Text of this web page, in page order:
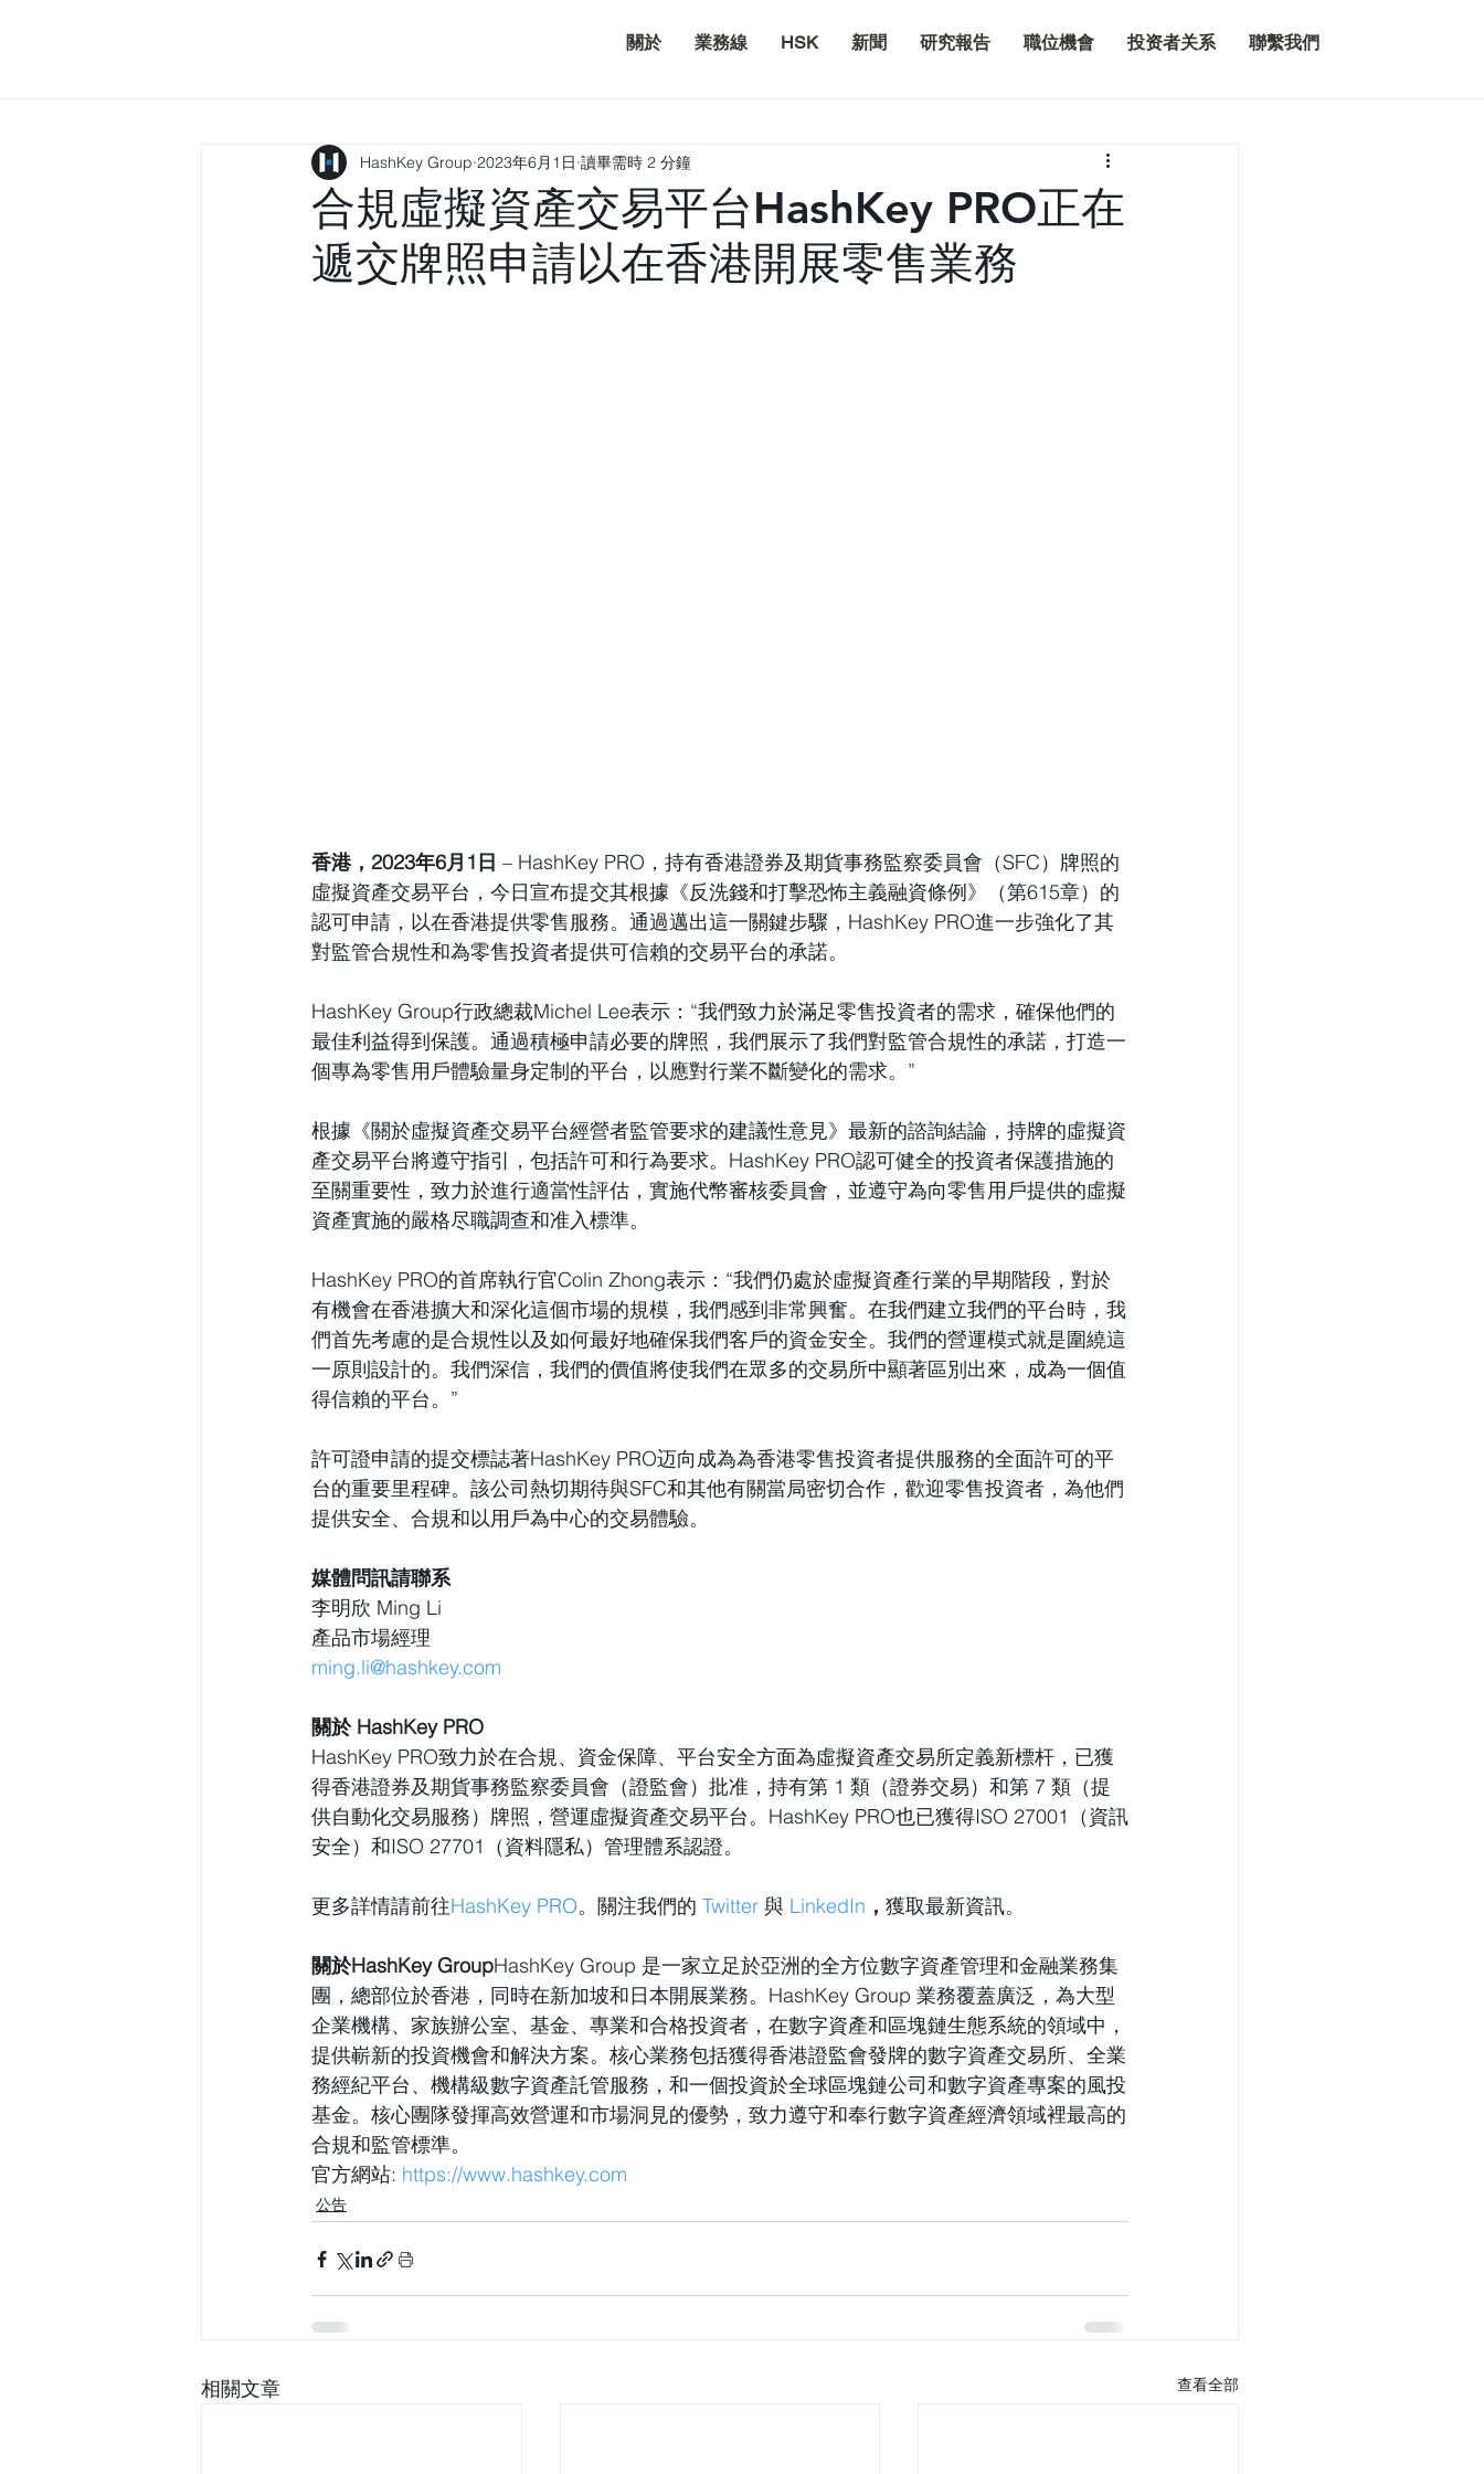
關於 業務線 HSK 新聞 研究報告 職位機會 投资者关系 聯繫我們
合規虛擬資產交易平台HashKey PRO正在
遞交牌照申請以在香港開展零售業務
HashKey Group 2023年6月1日 讀畢需時 2 分鐘
香港，2023年6月1日 – HashKey PRO，持有香港證券及期貨事務監察委員會（SFC）牌照的
虛擬資產交易平台，今日宣布提交其根據《反洗錢和打擊恐怖主義融資條例》（第615章）的
認可申請，以在香港提供零售服務。通過邁出這一關鍵步驟，HashKey PRO進一步強化了其
對監管合規性和為零售投資者提供可信賴的交易平台的承諾。
HashKey Group行政總裁Michel Lee表示：“我們致力於滿足零售投資者的需求，確保他們的
最佳利益得到保護。通過積極申請必要的牌照，我們展示了我們對監管合規性的承諾，打造一
個專為零售用戶體驗量身定制的平台，以應對行業不斷變化的需求。”
根據《關於虛擬資產交易平台經營者監管要求的建議性意見》最新的諮詢結論，持牌的虛擬資
產交易平台將遵守指引，包括許可和行為要求。HashKey PRO認可健全的投資者保護措施的
至關重要性，致力於進行適當性評估，實施代幣審核委員會，並遵守為向零售用戶提供的虛擬
資產實施的嚴格尽職調查和准入標準。
HashKey PRO的首席執行官Colin Zhong表示：“我們仍處於虛擬資產行業的早期階段，對於
有機會在香港擴大和深化這個市場的規模，我們感到非常興奮。在我們建立我們的平台時，我
們首先考慮的是合規性以及如何最好地確保我們客戶的資金安全。我們的營運模式就是圍繞這
一原則設計的。我們深信，我們的價值將使我們在眾多的交易所中顯著區別出來，成為一個值
得信賴的平台。”
許可證申請的提交標誌著HashKey PRO迈向成為為香港零售投資者提供服務的全面許可的平
台的重要里程碑。該公司熱切期待與SFC和其他有關當局密切合作，歡迎零售投資者，為他們
提供安全、合規和以用戶為中心的交易體驗。
媒體問訊請聯系
李明欣 Ming Li
產品市場經理
ming.li@hashkey.com
關於 HashKey PRO
HashKey PRO致力於在合規、資金保障、平台安全方面為虛擬資產交易所定義新標杆，已獲
得香港證券及期貨事務監察委員會（證監會）批准，持有第 1 類（證券交易）和第 7 類（提
供自動化交易服務）牌照，營運虛擬資產交易平台。HashKey PRO也已獲得ISO 27001（資訊
安全）和ISO 27701（資料隱私）管理體系認證。
更多詳情請前往HashKey PRO。關注我們的 Twitter 與 LinkedIn ， 獲取最新資訊。
關於HashKey GroupHashKey Group 是一家立足於亞洲的全方位數字資產管理和金融業務集
團，總部位於香港，同時在新加坡和日本開展業務。HashKey Group 業務覆蓋廣泛，為大型
企業機構、家族辦公室、基金、專業和合格投資者，在數字資產和區塊鏈生態系統的領域中，
提供嶄新的投資機會和解決方案。核心業務包括獲得香港證監會發牌的數字資產交易所、全業
務經紀平台、機構級數字資產託管服務，和一個投資於全球區塊鏈公司和數字資產專案的風投
基金。核心團隊發揮高效營運和市場洞見的優勢，致力遵守和奉行數字資產經濟領域裡最高的
合規和監管標準。
官方網站: https://www.hashkey.com
公告
相關文章 查看全部